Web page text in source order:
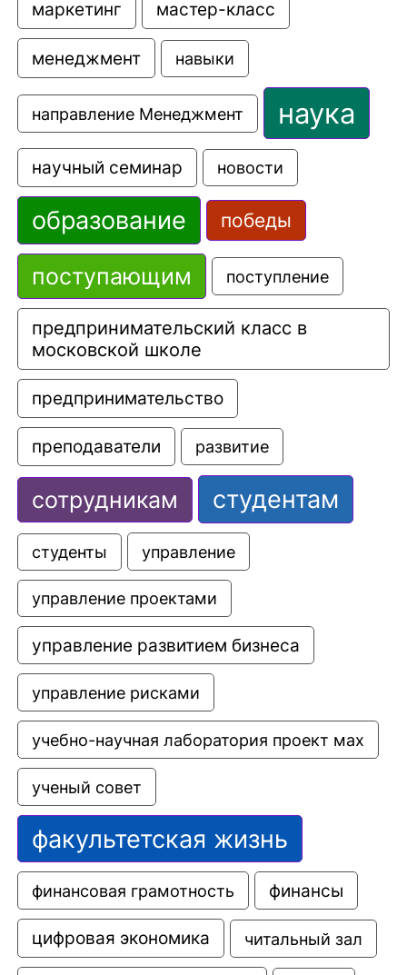
маркетинг мастер-класс
менеджмент навыки
направление Менеджмент наука
научный семинар новости
образование победы
поступающим поступление
предпринимательский класс в
московской школе
предпринимательство
преподаватели развитие
сотрудникам студентам
студенты управление
управление проектами
управление развитием бизнеса
управление рисками
учебно-научная лаборатория проект мах
ученый совет
факультетская жизнь
финансовая грамотность финансы
цифровая экономика читальный зал